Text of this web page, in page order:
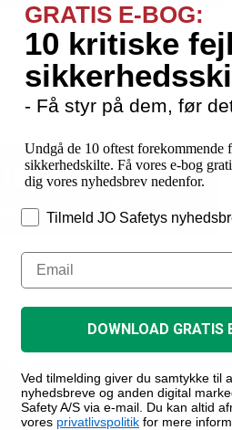
GRATIS E-BOG:
10 kritiske
- Få styr på dem, før
Undgå de 10 oftest forekommende
sikkerhedskilte. Få vores e-bog
dig vores nyhedsbrev nedenfor.
Tilmeld JO Safetys
DOWNLOAD GRATIS
Ved tilmelding giver du samtykke til
nyhedsbreve og anden digital
Safety A/S via e-mail. Du kan altid
vores privatlivspolitik for mere